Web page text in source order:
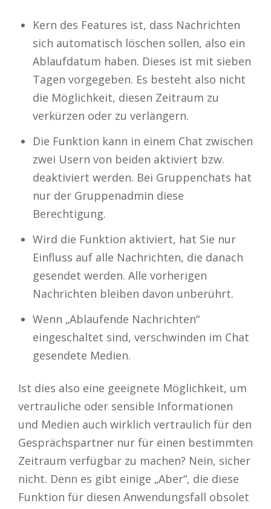
Kern des Features ist, dass Nachrichten
sich automatisch löschen sollen, also ein
Ablaufdatum haben. Dieses ist mit sieben
Tagen vorgegeben. Es besteht also nicht
die Möglichkeit, diesen Zeitraum zu
verkürzen oder zu verlängern.
Die Funktion kann in einem Chat zwischen
zwei Usern von beiden aktiviert bzw.
deaktiviert werden. Bei Gruppenchats hat
nur der Gruppenadmin diese
Berechtigung.
Wird die Funktion aktiviert, hat Sie nur
Einfluss auf alle Nachrichten, die danach
gesendet werden. Alle vorherigen
Nachrichten bleiben davon unberührt.
Wenn „Ablaufende Nachrichten“
eingeschaltet sind, verschwinden im Chat
gesendete Medien.
Ist dies also eine geeignete Möglichkeit, um
vertrauliche oder sensible Informationen
und Medien auch wirklich vertraulich für den
Gesprächspartner nur für einen bestimmten
Zeitraum verfügbar zu machen? Nein, sicher
nicht. Denn es gibt einige „Aber“, die diese
Funktion für diesen Anwendungsfall obsolet